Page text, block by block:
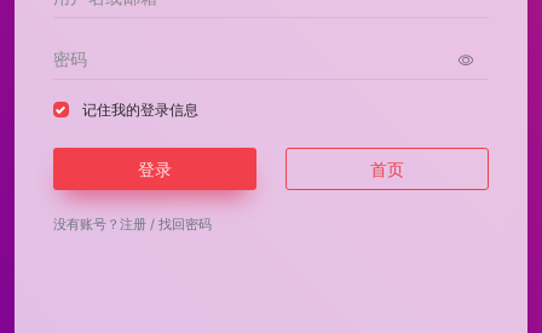
记住我的登录信息
登录 首页
没有账号？ 注册 / 找回密码